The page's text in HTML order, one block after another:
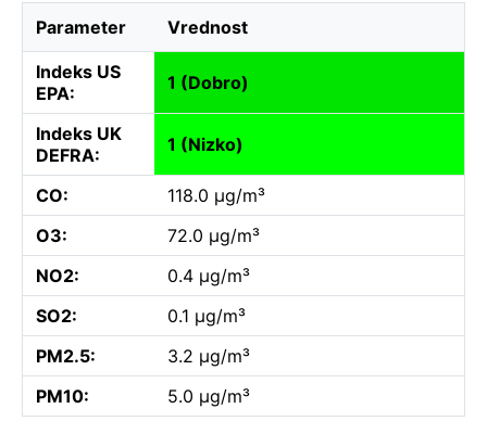
Parameter Vrednost
Indeks US
EPA:
1 (Dobro)
Indeks UK
DEFRA:
1 (Nizko)
CO:
118.0 µg/m³
O3:
72.0 µg/m³
NO2:
0.4 µg/m³
SO2:
0.1 µg/m³
PM2.5:
3.2 µg/m³
PM10:
5.0 µg/m³